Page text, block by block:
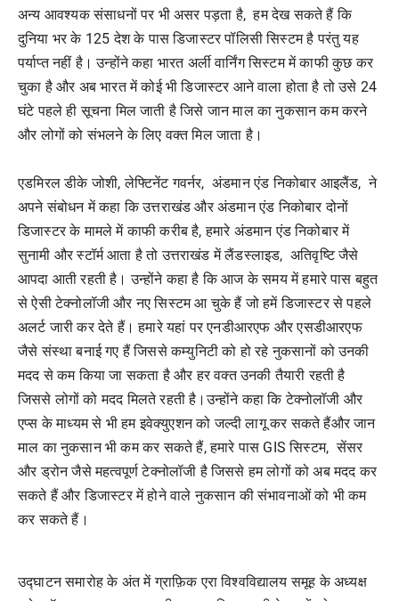
अन्य आवश्यक संसाधनों पर भी असर पड़ता है, हम देख सकते हैं कि
दुनिया भर के 125 देश के पास डिजास्टर पॉलिसी सिस्टम है परंतु यह
पर्याप्त नहीं है। उन्होंने कहा भारत अर्ली वार्निंग सिस्टम में काफी कुछ कर
चुका है और अब भारत में कोई भी डिजास्टर आने वाला होता है तो उसे 24
घंटे पहले ही सूचना मिल जाती है जिसे जान माल का नुकसान कम करने
और लोगों को संभलने के लिए वक्त मिल जाता है।
एडमिरल डीके जोशी, लेफ्टिनेंट गवर्नर, अंडमान एंड निकोबार आइलैंड, ने
अपने संबोधन में कहा कि उत्तराखंड और अंडमान एंड निकोबार दोनों
डिजास्टर के मामले में काफी करीब है, हमारे अंडमान एंड निकोबार में
सुनामी और स्टॉर्म आता है तो उत्तराखंड में लैंडस्लाइड, अतिवृष्टि जैसे
आपदा आती रहती है। उन्होंने कहा है कि आज के समय में हमारे पास बहुत
से ऐसी टेक्नोलॉजी और नए सिस्टम आ चुके हैं जो हमें डिजास्टर से पहले
अलर्ट जारी कर देते हैं। हमारे यहां पर एनडीआरएफ और एसडीआरएफ
जैसे संस्था बनाई गए हैं जिससे कम्युनिटी को हो रहे नुकसानों को उनकी
मदद से कम किया जा सकता है और हर वक्त उनकी तैयारी रहती है
जिससे लोगों को मदद मिलते रहती है।उन्होंने कहा कि टेक्नोलॉजी और
एप्स के माध्यम से भी हम इवेक्युएशन को जल्दी लागू कर सकते हैंऔर जान
माल का नुकसान भी कम कर सकते हैं, हमारे पास GIS सिस्टम, सेंसर
और ड्रोन जैसे महत्वपूर्ण टेक्नोलॉजी है जिससे हम लोगों को अब मदद कर
सकते हैं और डिजास्टर में होने वाले नुकसान की संभावनाओं को भी कम
कर सकते हैं।
उद्घाटन समारोह के अंत में ग्राफ़िक एरा विश्वविद्यालय समूह के अध्यक्ष